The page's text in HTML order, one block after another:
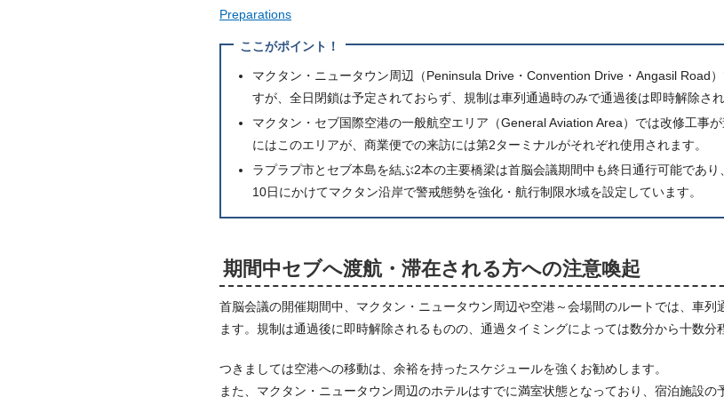
Preparations
ここがポイント！
マクタン・ニュータウン周辺（Peninsula Drive・Convention Drive・Angasil Road
すが、全日閉鎖は予定されておらず、規制は車列通過時のみで通過後は即時解除され
マクタン・セブ国際空港の一般航空エリア（General Aviation Area）では改修工事
にはこのエリアが、商業便での来訪には第2ターミナルがそれぞれ使用されます。
ラプラプ市とセブ本島を結ぶ2本の主要橋梁は首脳会議期間中も終日通行可能であ
10日にかけてマクタン沿岸で警戒態勢を強化・航行制限水域を設定しています。
期間中セブへ渡航・滞在される方への注意喚起
首脳会議の開催期間中、マクタン・ニュータウン周辺や空港～会場間のルートでは、車
ます。規制は通過後に即時解除されるものの、通過タイミングによっては数分から十数分
つきましては空港への移動は、余裕を持ったスケジュールを強くお勧めします。
また、マクタン・ニュータウン周辺のホテルはすでに満室状態となっており、宿泊施設